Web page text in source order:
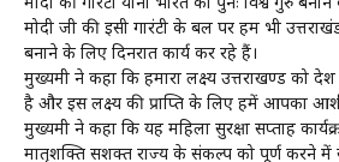
मोदी की गारंटी यानी भारत को पुनः विश्व गुरु
मोदी जी की इसी गारंटी के बल पर हम भी
बनाने के लिए दिनरात कार्य कर रहे हैं।
मुख्यमंत्री ने कहा कि हमारा लक्ष्य उत्तराखण्ड को देश
है और इस लक्ष्य की प्राप्ति के लिए हमें आपका
मुख्यमंत्री ने कहा कि यह महिला सुरक्षा सप्ताह
मातृशक्ति सशक्त राज्य के संकल्प को पूर्ण करने में